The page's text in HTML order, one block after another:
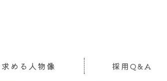
求める人物像 採用Q&A